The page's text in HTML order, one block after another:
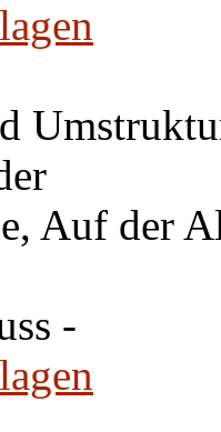
Auf der
-